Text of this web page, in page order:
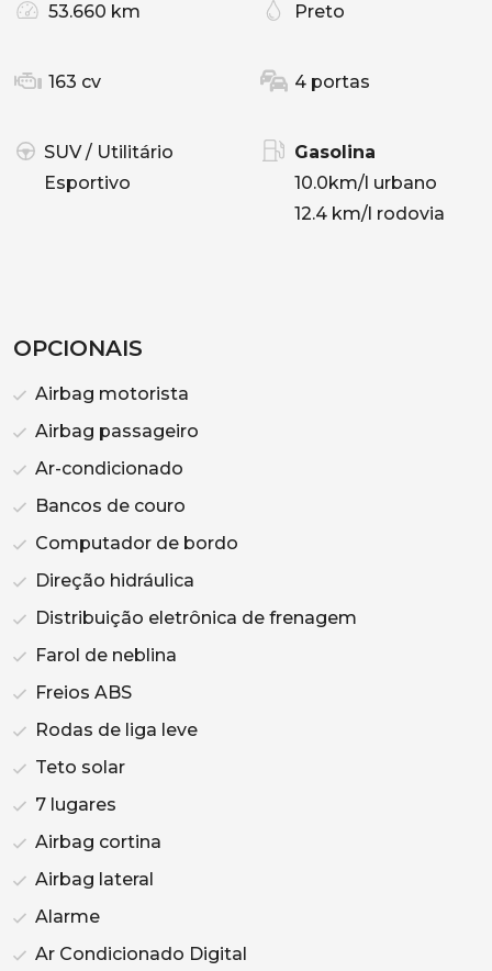
53.660 km Preto
163 cv 4 portas
SUV / Utilitário
Esportivo
Gasolina
10.0km/l urbano
12.4 km/l rodovia
OPCIONAIS
Airbag motorista
Airbag passageiro
Ar-condicionado
Bancos de couro
Computador de bordo
Direção hidráulica
Distribuição eletrônica de frenagem
Farol de neblina
Freios ABS
Rodas de liga leve
Teto solar
7 lugares
Airbag cortina
Airbag lateral
Alarme
Ar Condicionado Digital